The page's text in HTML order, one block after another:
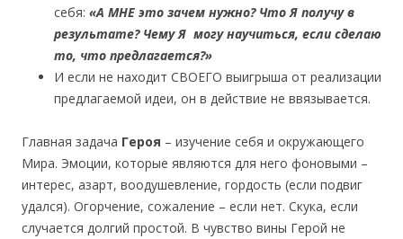
себя: «А МНЕ это зачем нужно? Что Я получу в
результате? Чему Я могу научиться, если сделаю
то, что предлагается?»
И если не находит СВОЕГО выигрыша от реализации
предлагаемой идеи, он в действие не ввязывается.
Главная задача Героя – изучение себя и окружающего
Мира. Эмоции, которые являются для него фоновыми –
интерес, азарт, воодушевление, гордость (если подвиг
удался). Огорчение, сожаление – если нет. Скука, если
случается долгий простой. В чувство вины Герой не